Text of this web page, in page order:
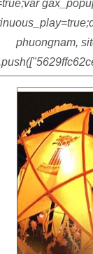
phuongnam,